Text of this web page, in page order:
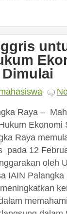
Raya –
Ekonomi
Raya
pada 12
oleh
IAIN